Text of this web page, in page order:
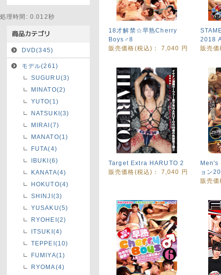
処理時間: 0.012秒
DVD(345)
モデル(261)
SUGURU(3)
MINATO(2)
YUTO(1)
NATSUKI(3)
MIRAI(7)
MANATO(1)
FUTA(4)
IBUKI(6)
KANATA(4)
HOKUTO(4)
SHINJI(3)
YUSAKU(5)
RYOHEI(2)
ITSUKI(4)
TEPPEI(10)
FUMIYA(1)
RYOMA(4)
18才解禁☆早熟Cherry
Boys♂8
販売価格(税込)： 7,040 円
2018
販売
Target Extra HARUTO 2
販売価格(税込)： 7,040 円
Men's
ョン
販売